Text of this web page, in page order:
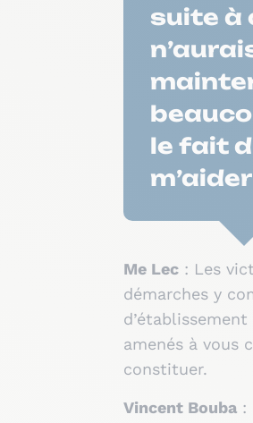
suite à
le fait
Me Lec : Les
démarches y
amenés à vous
constituer.
Vincent Bouba :